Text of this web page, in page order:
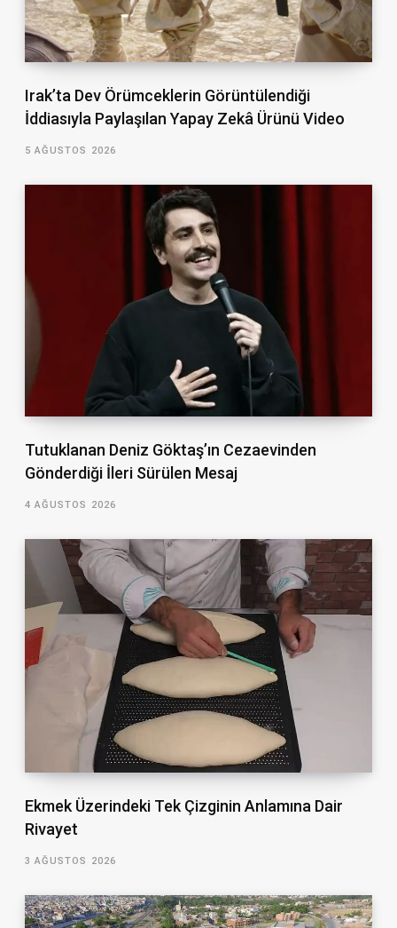
Irak’ta Dev Örümceklerin Görüntülendiği
İddiasıyla Paylaşılan Yapay Zekâ Ürünü Video
5 AĞUSTOS 2026
Tutuklanan Deniz Göktaş’ın Cezaevinden
Gönderdiği İleri Sürülen Mesaj
4 AĞUSTOS 2026
Ekmek Üzerindeki Tek Çizginin Anlamına Dair
Rivayet
3 AĞUSTOS 2026